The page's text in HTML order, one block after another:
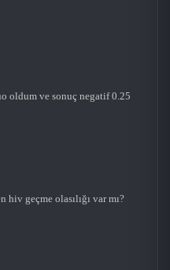
oldum ve sonuç negatif 0.25
hiv geçme olasılığı var mı?